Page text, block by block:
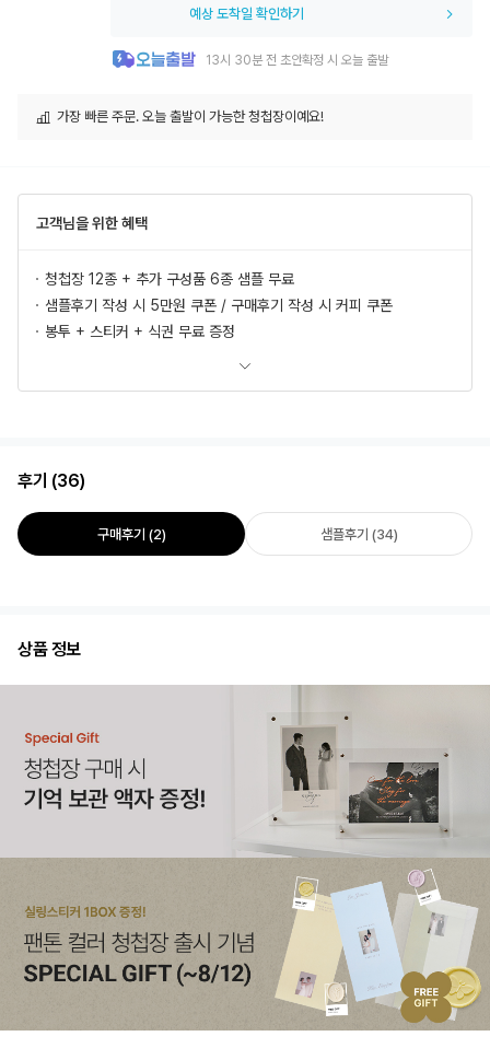
예상 도착일 확인하기
13시 30분 전 초안확정 시 오늘 출발
가장 빠른 주문. 오늘 출발이 가능한 청첩장이예요!
고객님을 위한 혜택
청첩장 12종 + 추가 구성품 6종 샘플 무료
샘플후기 작성 시 5만원 쿠폰 / 구매후기 작성 시 커피 쿠폰
봉투 + 스티커 + 식권 무료 증정
후기 (36)
구매후기 (2) 샘플후기 (34)
상품 정보